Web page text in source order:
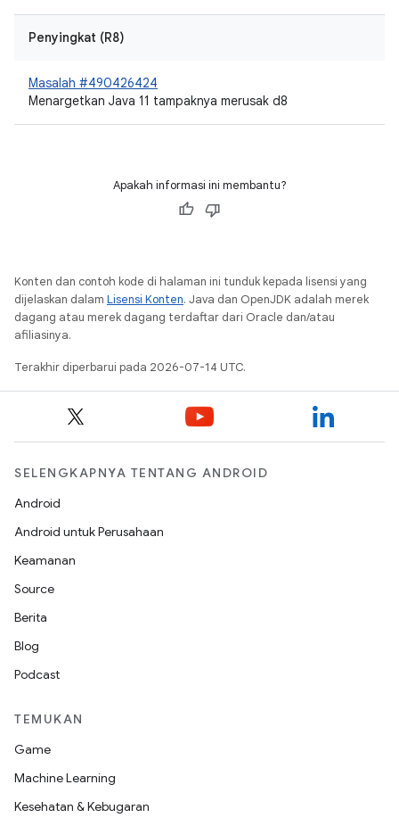
Penyingkat (R8)
Masalah #490426424
Menargetkan Java 11 tampaknya merusak d8
Apakah informasi ini membantu?
Konten dan contoh kode di halaman ini tunduk kepada lisensi yang
dijelaskan dalam Lisensi Konten. Java dan OpenJDK adalah merek
dagang atau merek dagang terdaftar dari Oracle dan/atau
afiliasinya.
Terakhir diperbarui pada 2026-07-14 UTC.
SELENGKAPNYA TENTANG ANDROID
Android
Android untuk Perusahaan
Keamanan
Source
Berita
Blog
Podcast
TEMUKAN
Game
Machine Learning
Kesehatan & Kebugaran